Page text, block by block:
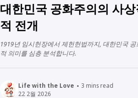
정치와행정
다문화
경영경제
SEO
생활정보
생각해보기
전래동화
우리동네이야기
STUDY
데이터관리
책리뷰
대한민국 공화주의의 사
적 전개
1919년 임시헌장에서 제헌헌법까지, 대한민국
적 의미를 심층 분석합니다.
Life with the Love 3 mins read
22 2월 2026